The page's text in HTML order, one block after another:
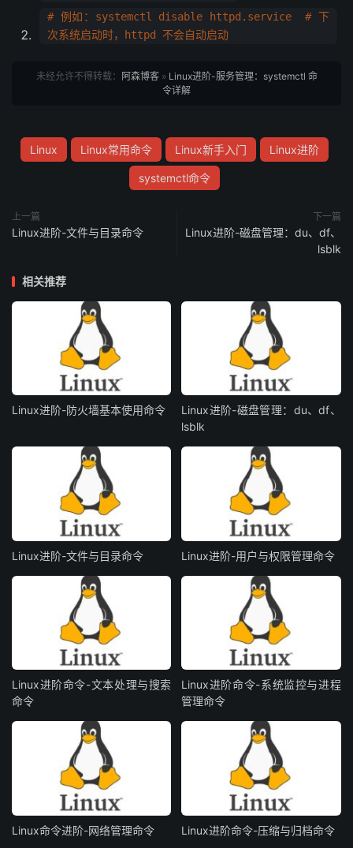
# 例如：systemctl disable httpd.service # 下
次系统启动时，httpd 不会自动启动
未经允许不得转载： 阿森博客» Linux进阶-服务管理：systemctl 命
令详解
Linux Linux常用命令 Linux新手入门 Linux进阶
systemctl命令
上一篇
Linux进阶-文件与目录命令
下一篇
Linux进阶-磁盘管理：du、df、
lsblk
相关推荐
Linux进阶-防火墙基本使用命令
Linux进阶-磁盘管理：du、df、
lsblk
Linux进阶-文件与目录命令 Linux进阶-用户与权限管理命令
Linux进阶命令-文本处理与搜索
命令
Linux进阶命令-系统监控与进程
管理命令
Linux命令进阶-网络管理命令 Linux进阶命令-压缩与归档命令